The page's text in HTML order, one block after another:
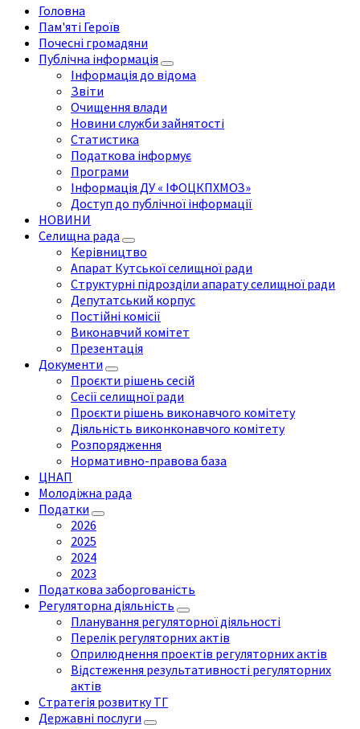
Головна
Пам'яті Героїв
Почесні громадяни
Публічна інформація
Інформація до відома
Звіти
Очищення влади
Новини служби зайнятості
Статистика
Податкова інформує
Програми
Інформація ДУ « ІФОЦКПХМОЗ»
Доступ до публічної інформації
НОВИНИ
Селищна рада
Керівництво
Апарат Кутської селищної ради
Структурні підрозділи апарату селищної ради
Депутатський корпус
Постійні комісії
Виконавчий комітет
Презентація
Документи
Проєкти рішень сесій
Сесії селищної ради
Проєкти рішень виконавчого комітету
Діяльність виконконавчого комітету
Розпорядження
Нормативно-правова база
ЦНАП
Молодіжна рада
Податки
2026
2025
2024
2023
Податкова заборгованість
Регуляторна діяльність
Планування регуляторної діяльності
Перелік регуляторних актів
Оприлюднення проектів регуляторних актів
Відстеження результативності регуляторних
актів
Стратегія розвитку ТГ
Державні послуги